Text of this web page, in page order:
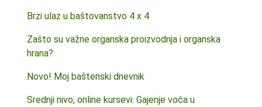
Brzi ulaz u baštovanstvo 4 x 4
Zašto su važne organska proizvodnja i organska
hrana?
Novo! Moj baštenski dnevnik
Srednji nivo, online kursevi: Gajenje voća u